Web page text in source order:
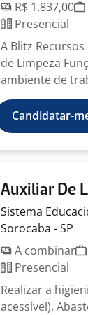
R$ 1.837,00
Presencial
A Blitz
de Limpeza
ambiente de
Candidatar-
Auxiliar De
Sistema
Sorocaba - SP
A combinar
Presencial
Realizar a
acessível).